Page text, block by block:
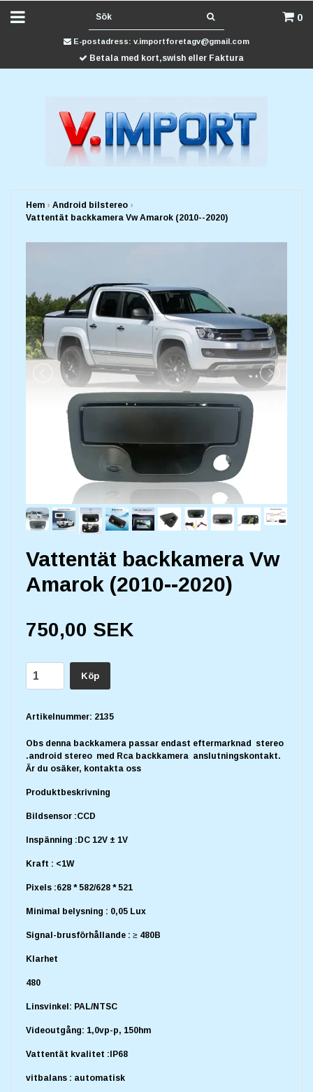
0
E-postadress: v.importforetagv@gmail.com
Betala med kort,swish eller Faktura
Hem › Android bilstereo ›
Vattentät backkamera Vw Amarok (2010--2020)
Vattentät backkamera Vw
Amarok (2010--2020)
750,00 SEK
Köp
Artikelnummer: 2135
Obs denna backkamera passar endast eftermarknad stereo
.android stereo med Rca backkamera anslutningskontakt.
Är du osäker, kontakta oss
Produktbeskrivning
Bildsensor :CCD
Inspänning :DC 12V ± 1V
Kraft : <1W
Pixels :628 * 582/628 * 521
Minimal belysning : 0,05 Lux
Signal-brusförhållande : ≥ 480B
Klarhet
480
Linsvinkel: PAL/NTSC
Videoutgång: 1,0vp-p, 150hm
Vattentät kvalitet :IP68
vitbalans : automatisk